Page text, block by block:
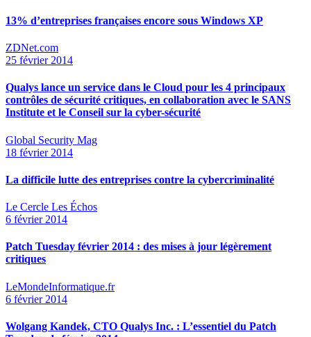
13% d’entreprises françaises encore sous Windows XP
ZDNet.com
25 février 2014
Qualys lance un service dans le Cloud pour les 4 principaux
contrôles de sécurité critiques, en collaboration avec le SANS
Institute et le Conseil sur la cyber-sécurité
Global Security Mag
18 février 2014
La difficile lutte des entreprises contre la cybercriminalité
Le Cercle Les Échos
6 février 2014
Patch Tuesday février 2014 : des mises à jour légèrement
critiques
LeMondeInformatique.fr
6 février 2014
Wolgang Kandek, CTO Qualys Inc. : L’essentiel du Patch